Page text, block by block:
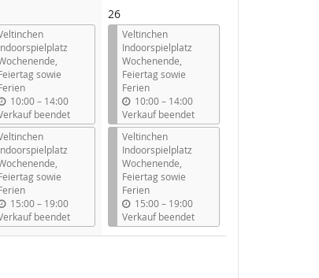
sowie
10:00–b
i
s
14:00
beendet
sowie
15:00–b
i
s
19:00
beendet
26
Veltinchen
Indoorspielplatz
Wochenende,
Feiertag sowie
Ferien
10:00–b
i
s
14:00
Verkauf beendet
Veltinchen
Indoorspielplatz
Wochenende,
Feiertag sowie
Ferien
15:00–b
i
s
19:00
Verkauf beendet